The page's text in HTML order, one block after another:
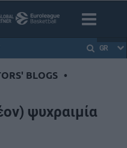
GR
BLOGS •
ψυχραιμία